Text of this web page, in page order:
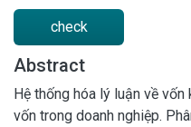
check
Abstract
Hệ thống hóa lý luận về
vốn trong doanh nghiệp.